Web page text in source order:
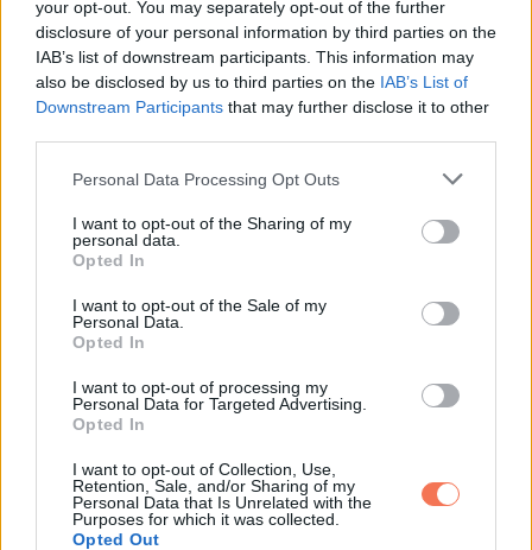
your opt-out. You may separately opt-out of the further
disclosure of your personal information by third parties on the
IAB’s list of downstream participants. This information may
also be disclosed by us to third parties on the IAB’s List of
Downstream Participants that may further disclose it to other
Please note that this website/app uses one or more Google
not limited to your visit or usage behaviour. You may click to
grant or deny consent to Google and its third-party tags to
use your data for below specified purposes in below Google
consent section.
Personal Data Processing Opt Outs
I want to opt-out of the Sharing of my
personal data.
Opted In
I want to opt-out of the Sale of my
Personal Data.
Opted In
I want to opt-out of processing my
Personal Data for Targeted Advertising.
Opted In
I want to opt-out of Collection, Use,
Retention, Sale, and/or Sharing of my
Personal Data that Is Unrelated with the
Purposes for which it was collected.
Opted Out
10. Még 21 éves koromban randiztam egy velem egyidős
lánnyal, aki a randi napján azt mondta, hogy este vegyem fel
ott, csak a nagymamája, aki egy lenge hálóingben nyitott
vacsorára. Kiderült, hogy a lány nem is akart tőlem semmit,
hanem a nagymamájával akart összehozni.
11. Angliában élek, és egyszer egy fickó már az első randin
elvitt egy elegáns étterembe, ugyanis azt mondta, hogy az a
törzshelye. Megnézte a borlapot és így szólt a pincérhez:
– Kérek egy palackkal a 213-asból.